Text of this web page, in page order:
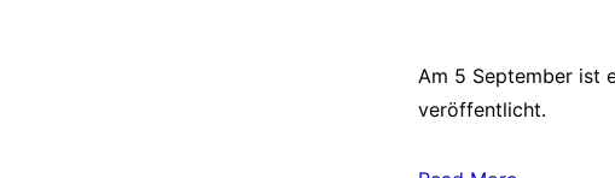
Am 5 September ist
veröffentlicht.